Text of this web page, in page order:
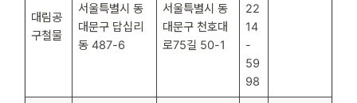
대림공
구철물
서울특별시 동
대문구 답십리
동 487-6
서울특별시 동
대문구 천호대
로75길 50-1
22
14
-
59
98